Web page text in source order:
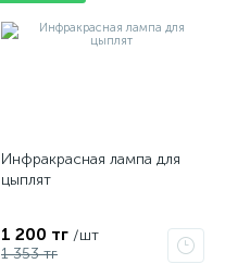
Инфракрасная лампа для
цыплят
1 200 тг /шт
1 353 тг